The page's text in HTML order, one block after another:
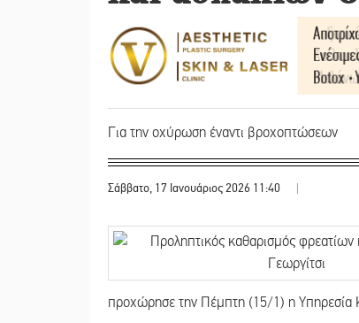
Για την οχύρωση έναντι βροχοπτώσεων
Σάββατο, 17 Ιανουάριος 2026 11:40 |
προχώρησε την Πέμπτη (15/1) η Υπηρεσία